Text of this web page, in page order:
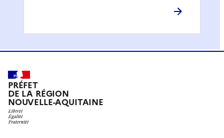
PRÉFET
DE LA RÉGION
NOUVELLE-AQUITAINE